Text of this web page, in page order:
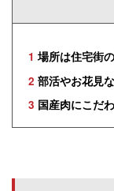
1 場所は住宅街
2 部活やお花見
3 国産肉にこだ